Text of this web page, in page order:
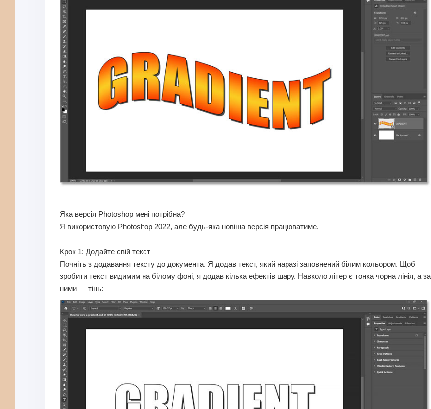
Яка версія Photoshop мені потрібна?
Я використовую Photoshop 2022, але будь-яка новіша версія працюватиме.
Крок 1: Додайте свій текст
Почніть з додавання тексту до документа. Я додав текст, який наразі заповнений білим кольором. Щоб
зробити текст видимим на білому фоні, я додав кілька ефектів шару. Навколо літер є тонка чорна лінія, а за
ними — тінь: